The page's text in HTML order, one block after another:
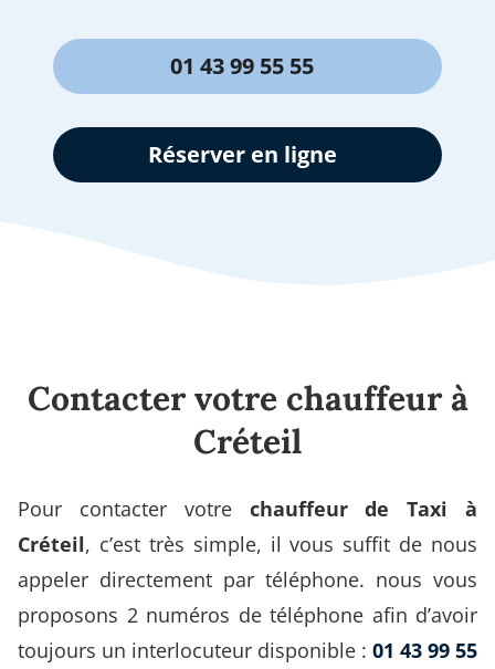
01 43 99 55 55
Réserver en ligne
Contacter votre chauffeur à
Créteil
Pour contacter votre chauffeur de Taxi à
Créteil, c’est très simple, il vous suffit de nous
appeler directement par téléphone. nous vous
proposons 2 numéros de téléphone afin d’avoir
toujours un interlocuteur disponible : 01 43 99 55